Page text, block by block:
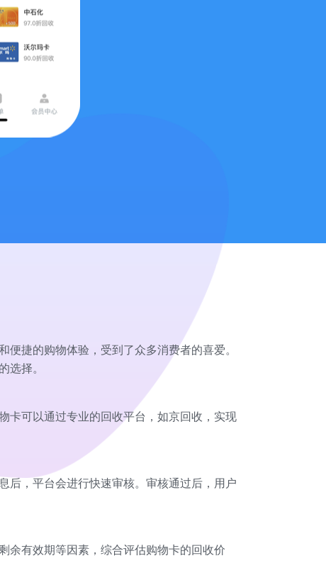
捷的购物体验，受到了众多消费者的喜爱。
选择。
卡可以通过专业的回收平台，如京回收，实现
后，平台会进行快速审核。审核通过后，用户
余有效期等因素，综合评估购物卡的回收价